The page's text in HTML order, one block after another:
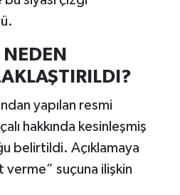
yapılan resmi
hakkında kesinleşmiş
belirtildi. Açıklamaya
suçuna ilişkin